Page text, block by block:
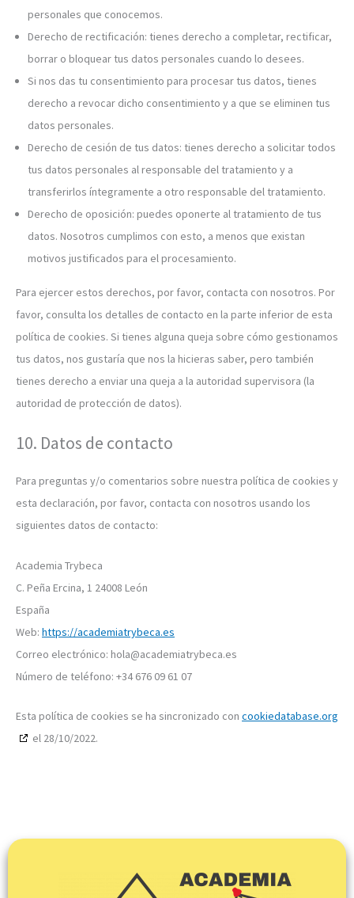
personales que conocemos.
Derecho de rectificación: tienes derecho a completar, rectificar,
borrar o bloquear tus datos personales cuando lo desees.
Si nos das tu consentimiento para procesar tus datos, tienes
derecho a revocar dicho consentimiento y a que se eliminen tus
datos personales.
Derecho de cesión de tus datos: tienes derecho a solicitar todos
tus datos personales al responsable del tratamiento y a
transferirlos íntegramente a otro responsable del tratamiento.
Derecho de oposición: puedes oponerte al tratamiento de tus
datos. Nosotros cumplimos con esto, a menos que existan
motivos justificados para el procesamiento.
Para ejercer estos derechos, por favor, contacta con nosotros. Por
favor, consulta los detalles de contacto en la parte inferior de esta
política de cookies. Si tienes alguna queja sobre cómo gestionamos
tus datos, nos gustaría que nos la hicieras saber, pero también
tienes derecho a enviar una queja a la autoridad supervisora (la
autoridad de protección de datos).
10. Datos de contacto
Para preguntas y/o comentarios sobre nuestra política de cookies y
esta declaración, por favor, contacta con nosotros usando los
siguientes datos de contacto:
Academia Trybeca
C. Peña Ercina, 1 24008 León ​
España
Web: https://academiatrybeca.es
Correo electrónico: hola@academiatrybeca.es
Número de teléfono: +34 676 09 61 07
Esta política de cookies se ha sincronizado con cookiedatabase.org
el 28/10/2022.